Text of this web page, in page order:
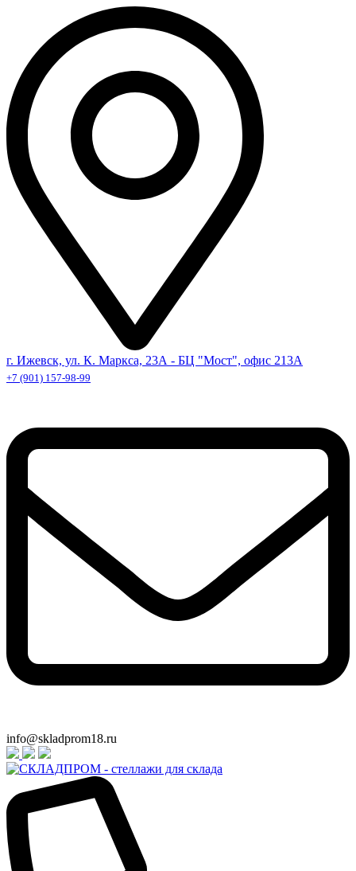
г. Ижевск, ул. К. Маркса, 23А - БЦ "Мост", офис 213А
+7 (901) 157-98-99
info@skladprom18.ru